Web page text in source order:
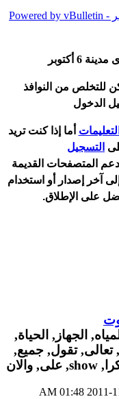
مدينة 6 أكتوبر
للتخلص من النوافذ
الدخول
التعليمات ما إذا كنت تريد
التسجيل
المتصفحات القديمة
إلى آخر إصدار أو استخدام
على الإطلاق.
01:48 AM